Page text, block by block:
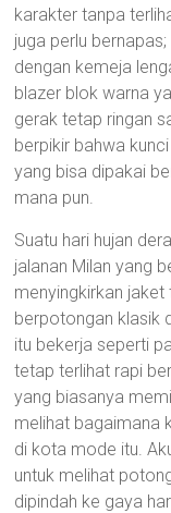
karakter tanpa
juga perlu
dengan kemeja
blazer blok warna
gerak tetap ringan
berpikir bahwa
yang bisa dipakai
mana pun.
Suatu hari hujan
jalanan Milan yang
menyingkirkan jaket
berpotongan klasik
itu bekerja seperti
tetap terlihat rapi
yang biasanya
melihat bagaimana
di kota mode itu.
untuk melihat
dipindah ke gaya